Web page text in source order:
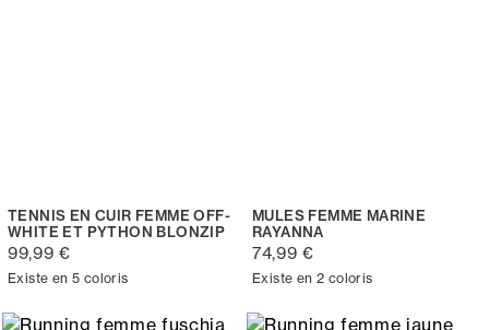
TENNIS EN CUIR FEMME OFF-
WHITE ET PYTHON BLONZIP
99,99 €
Existe en 5 coloris
MULES FEMME MARINE
RAYANNA
74,99 €
Existe en 2 coloris